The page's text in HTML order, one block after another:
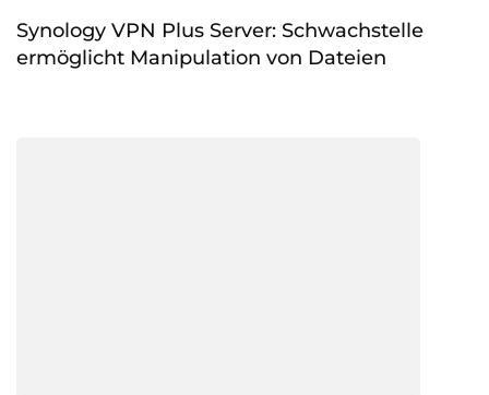
Synology VPN Plus Server: Schwachstelle
ermöglicht Manipulation von Dateien